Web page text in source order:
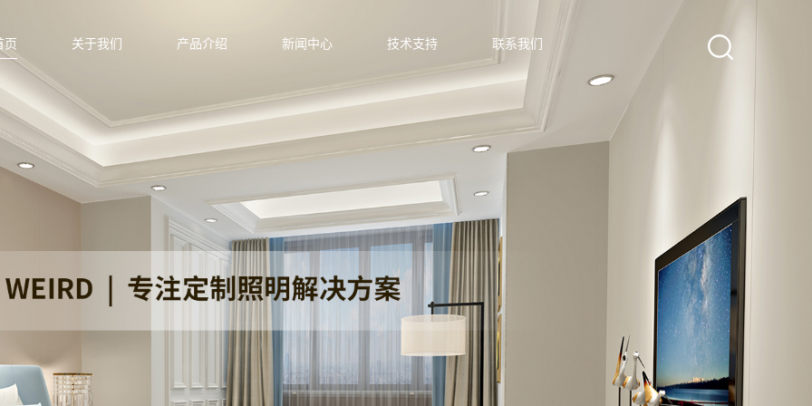
页 关于我们 产品介绍 新闻中心 技术支持 联系我们